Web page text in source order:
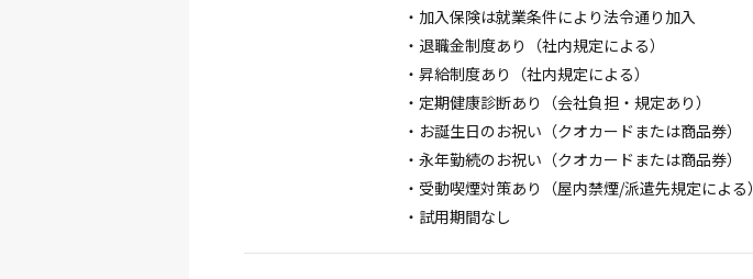
・加入保険は就業条件により法令通り加入
・退職金制度あり（社内規定による）
・昇給制度あり（社内規定による）
・定期健康診断あり（会社負担・規定あり）
・お誕生日のお祝い（クオカードまたは商品券）
・永年勤続のお祝い（クオカードまたは商品券）
・受動喫煙対策あり（屋内禁煙/派遣先規定による）
・試用期間なし